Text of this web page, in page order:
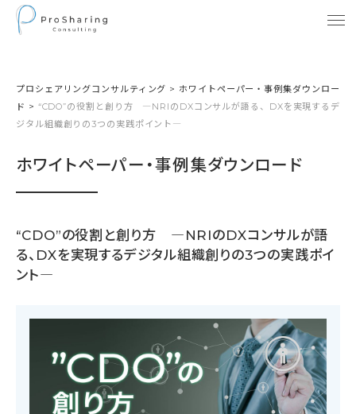
プロシェアリングコンサルティング > ホワイトペーパー・事例集ダウンロー
ド > “CDO”の役割と創り方 ―NRIのDXコンサルが語る、DXを実現するデ
ジタル組織創りの3つの実践ポイント―
ホワイトペーパー・事例集ダウンロード
“CDO”の役割と創り方 ―NRIのDXコンサルが語
る、DXを実現するデジタル組織創りの3つの実践ポイ
ント―